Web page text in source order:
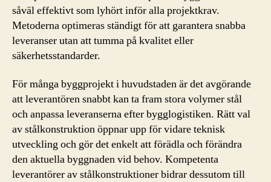
såväl effektivt som lyhört inför alla projektkrav.
Metoderna optimeras ständigt för att garantera snabba
leveranser utan att tumma på kvalitet eller
säkerhetsstandarder.
För många byggprojekt i huvudstaden är det avgörande
att leverantören snabbt kan ta fram stora volymer stål
och anpassa leveranserna efter bygglogistiken. Rätt val
av stålkonstruktion öppnar upp för vidare teknisk
utveckling och gör det enkelt att förädla och förändra
den aktuella byggnaden vid behov. Kompetenta
leverantörer av stålkonstruktioner bidrar dessutom till